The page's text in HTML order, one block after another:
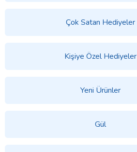
Çok Satan Hediyeler
Kişiye Özel Hediyeler
Yeni Ürünler
Gül